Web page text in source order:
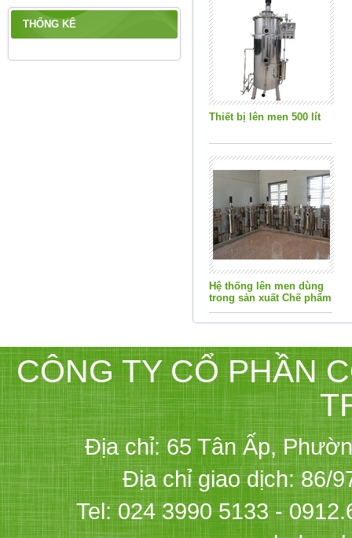
Thiết bị lên men 500 lít
Hệ thống lên men dùng
trong sản xuất Chế phẩm
Môi trường
THỐNG KÊ
CÔNG TY CỔ PHẦN
Địa chỉ: 65 Tân Ấp,
Địa chỉ giao dịch: 86/
Tel: 024 3990 5133 -